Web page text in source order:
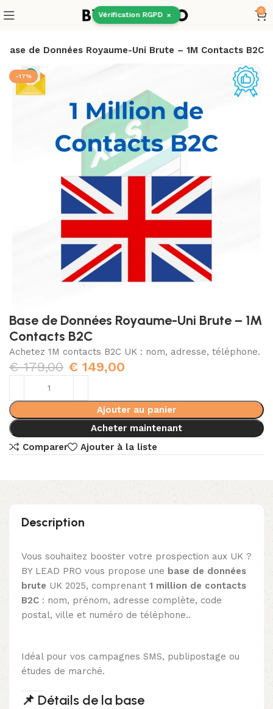
Vérification RGPD ×
0
Base de Données Royaume-Uni Brute – 1M Contacts B2C
-17%
Base de Données Royaume-Uni Brute – 1M
Contacts B2C
Achetez 1M contacts B2C UK : nom, adresse, téléphone.
€179,00 € 149,00
Ajouter au panier
Acheter maintenant
Comparer
Ajouter à la liste
Description
Vous souhaitez booster votre prospection aux UK ?
BY LEAD PRO vous propose une base de données
brute UK 2025, comprenant 1 million de contacts
B2C : nom, prénom, adresse complète, code
postal, ville et numéro de téléphone..
Idéal pour vos campagnes SMS, publipostage ou
études de marché.
📌 Détails de la base